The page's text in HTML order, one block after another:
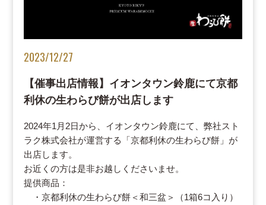
2023/12/27
【催事出店情報】イオンタウン鈴鹿にて京都
利休の生わらび餅が出店します
2024年1月2日から、イオンタウン鈴鹿にて、弊社スト
ラク株式会社が運営する「京都利休の生わらび餅」が
出店します。
お近くの方は是非お越しくださいませ。
提供商品：
・京都利休の生わらび餅＜和三盆＞（1箱6コ入り）